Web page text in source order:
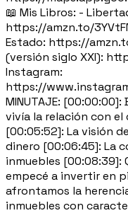
📖 Mis Libros: -
https://amzn.to/
Estado: https://
(versión siglo XXI):
Instagram:
https://
MINUTAJE:
vivía la relación con
[00:05:52]: La visión
dinero [00:06:45]: La
inmuebles [00:08:39]:
empecé a invertir en
afrontamos la
inmuebles con